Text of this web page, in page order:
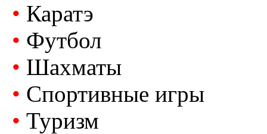
• Каратэ
• Футбол
• Шахматы
• Спортивные игры
• Туризм